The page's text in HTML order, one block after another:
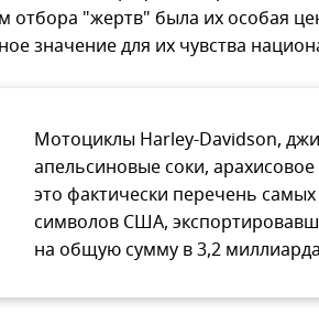
отбора "жертв" была их особая
значение для их чувства
Мотоциклы Harley-Davidson,
апельсиновые соки,
это фактически перечень
символов США,
на общую сумму в 3,2